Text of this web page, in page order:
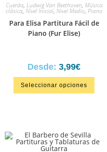
Cuerda, Ludwig Van Beethoven, Música
clásica,Nivel Inicial, Nivel Medio, Piano
Para Elisa Partitura Fácil de
Piano (Fur Elise)
Desde: 3,99€
Seleccionar opciones